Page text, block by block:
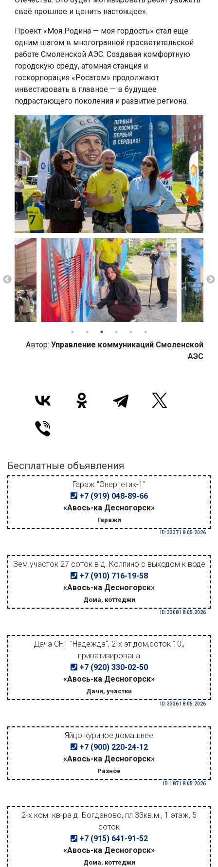
своё прошлое и ценить настоящее».
Проект «Моя Родина — моя гордость» стал ещё
одним шагом в многогранной просветительской
работе Смоленской АЭС. Создавая комфортную
городскую среду, атомная станция и
госкорпорация «Росатом» продолжают
инвестировать в главное — в будущее
подрастающего поколения и развитие региона.
Автор: Управление коммуникаций Смоленской
АЭС
Бесплатные объявления
Гараж "Энергетик-1"
+7 (919) 048-89-66
«Авось-ка Десногорск»
Гаражи
ID: 3337 18.05.2026
Зем.участок 27 соток в д. Колпино с выходом к воде
+7 (910) 716-19-58
«Авось-ка Десногорск»
Дома, коттеджи
ID: 3308 18.05.2026
Дача СНТ "Надежда", 2-х эт.дом,соток 10,,
приватизирована
+7 (920) 330-02-50
«Авось-ка Десногорск»
Дачи, участки
ID: 3336 18.05.2026
Яйцо куриное домашнее
+7 (900) 220-24-12
«Авось-ка Десногорск»
Разное
ID: 187 18.05.2026
2-х ком. кв-ра д. Богданово, пл.33кв.м., 1 этаж, 5
соток
+7 (915) 641-91-52
«Авось-ка Десногорск»
Дома, коттеджи